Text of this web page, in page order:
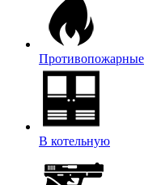
Противопожарные
В котельную